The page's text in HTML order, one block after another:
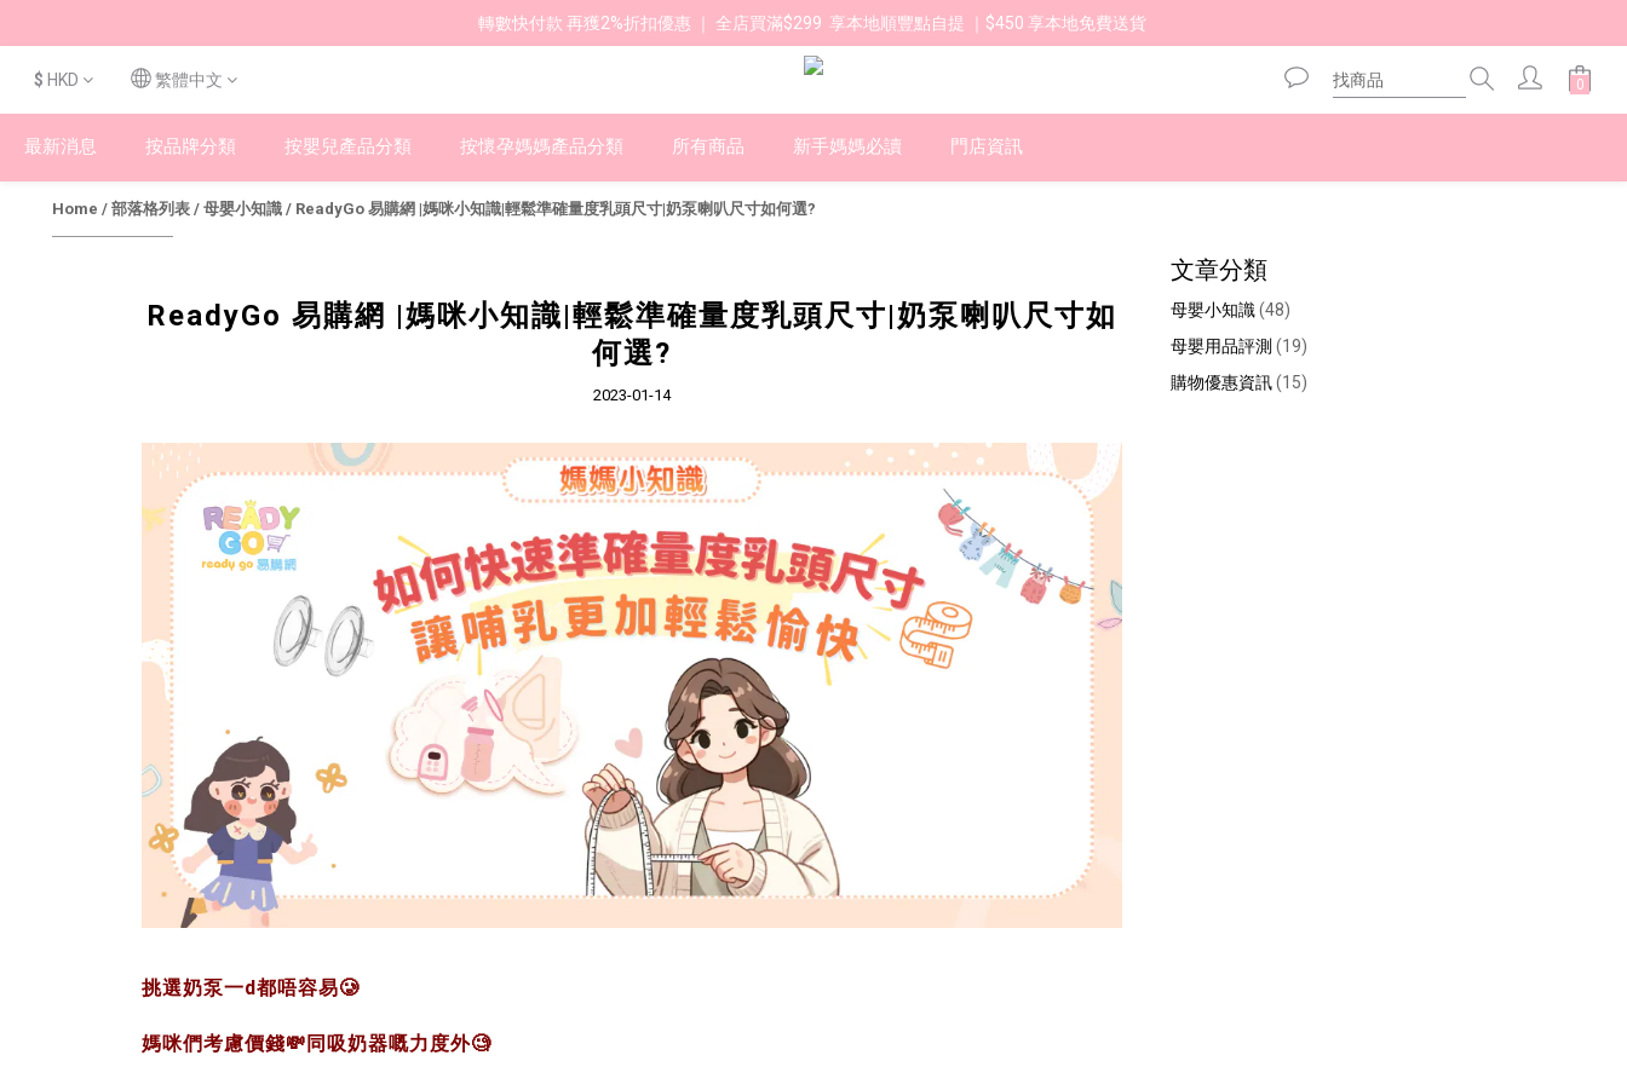
轉數快付款 再獲2%折扣優惠 ｜ 全店買滿$299  享本地順豐點自提 ｜$450 享本地免費送貨
$ HKD 繁體中文
最新消息 按品牌分類 按嬰兒產品分類 按懷孕媽媽產品分類 所有商品 新手媽媽必讀 門店資訊
Home / 部落格列表 / 母嬰小知識 / ReadyGo 易購網 |媽咪小知識|輕鬆準確量度乳頭尺寸|奶泵喇叭尺寸如何選?
ReadyGo 易購網 |媽咪小知識|輕鬆準確量度乳頭尺寸|奶泵喇叭尺寸如
何選?
2023-01-14
挑選奶泵一d都唔容易🥲
媽咪們考慮價錢💸 同吸奶器嘅力度外🧐
文章分類
母嬰小知識(48)
母嬰用品評測 (19)
購物優惠資訊(15)